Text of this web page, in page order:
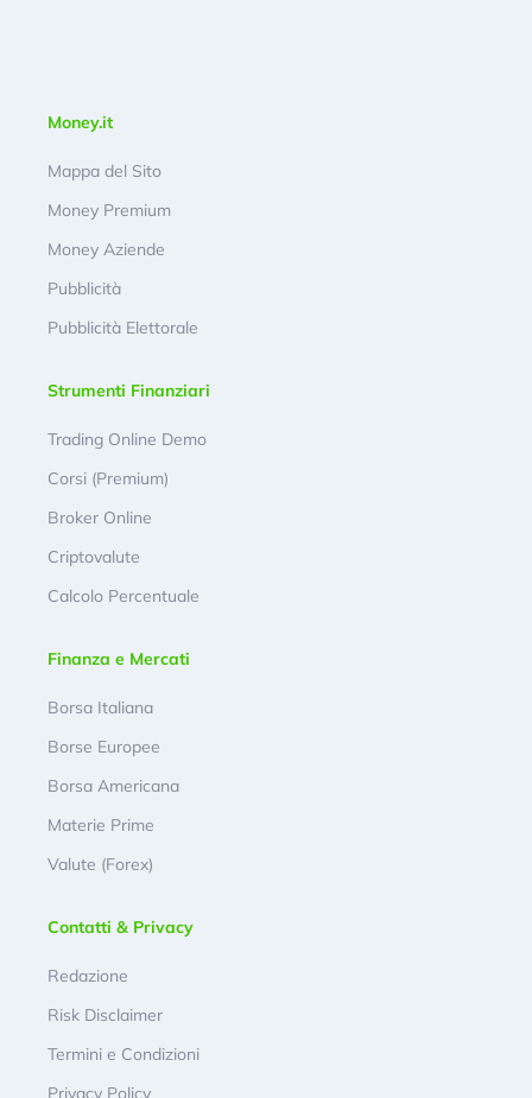
Money.it
Mappa del Sito
Money Premium
Money Aziende
Pubblicità
Pubblicità Elettorale
Strumenti Finanziari
Trading Online Demo
Corsi (Premium)
Broker Online
Criptovalute
Calcolo Percentuale
Finanza e Mercati
Borsa Italiana
Borse Europee
Borsa Americana
Materie Prime
Valute (Forex)
Contatti & Privacy
Redazione
Risk Disclaimer
Termini e Condizioni
Privacy Policy